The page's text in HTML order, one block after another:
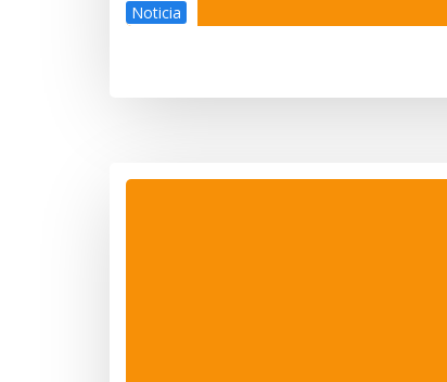
Noticia